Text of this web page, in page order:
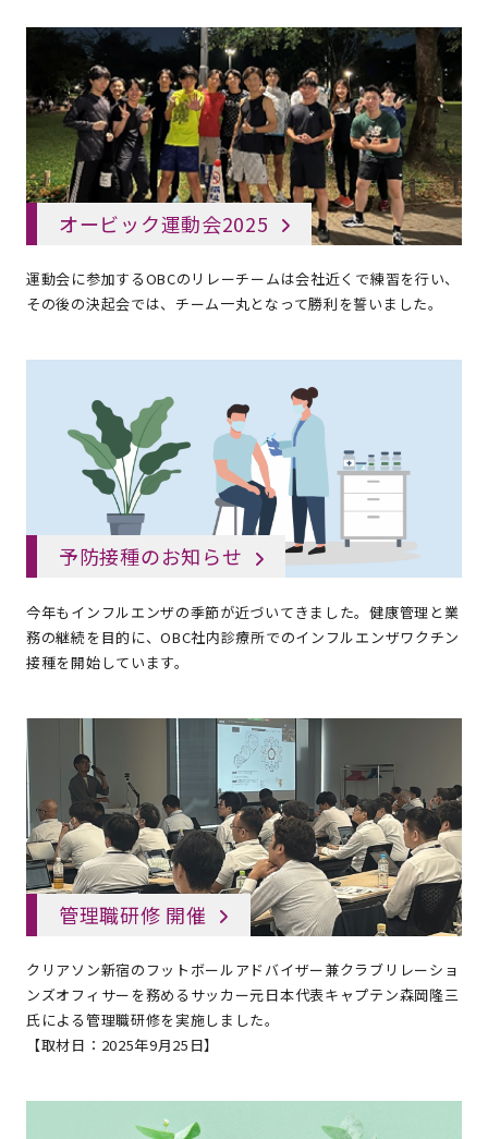
オービック運動会2025
運動会に参加するOBCのリレーチームは会社近くで練習を行い、
その後の決起会では、チーム一丸となって勝利を誓いました。
予防接種のお知らせ
今年もインフルエンザの季節が近づいてきました。健康管理と業
務の継続を目的に、OBC社内診療所でのインフルエンザワクチン
接種を開始しています。
管理職研修 開催
クリアソン新宿のフットボールアドバイザー兼クラブリレーショ
ンズオフィサーを務めるサッカー元日本代表キャプテン森岡隆三
氏による管理職研修を実施しました。
【取材日：2025年9月25日】